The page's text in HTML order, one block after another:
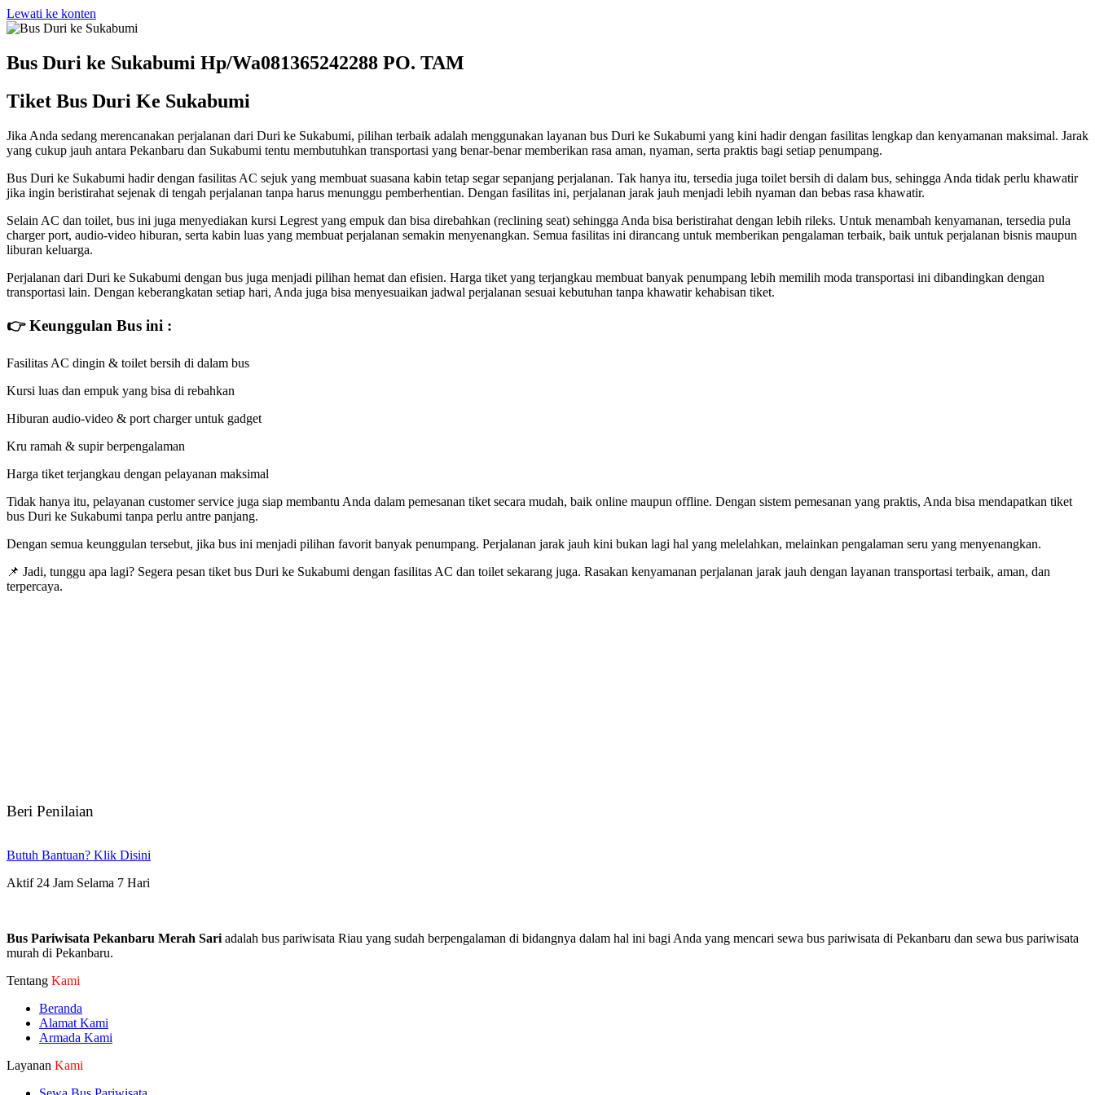
Lewati ke konten
Bus Duri ke Sukabumi Hp/Wa081365242288 PO. TAM
Tiket Bus Duri Ke Sukabumi
Jika Anda sedang merencanakan perjalanan dari Duri ke Sukabumi, pilihan terbaik adalah menggunakan layanan bus Duri ke Sukabumi yang kini hadir dengan fasilitas lengkap dan kenyamanan maksimal. Jarak
yang cukup jauh antara Pekanbaru dan Sukabumi tentu membutuhkan transportasi yang benar-benar memberikan rasa aman, nyaman, serta praktis bagi setiap penumpang.
Bus Duri ke Sukabumi hadir dengan fasilitas AC sejuk yang membuat suasana kabin tetap segar sepanjang perjalanan. Tak hanya itu, tersedia juga toilet bersih di dalam bus, sehingga Anda tidak perlu khawatir
jika ingin beristirahat sejenak di tengah perjalanan tanpa harus menunggu pemberhentian. Dengan fasilitas ini, perjalanan jarak jauh menjadi lebih nyaman dan bebas rasa khawatir.
Selain AC dan toilet, bus ini juga menyediakan kursi Legrest yang empuk dan bisa direbahkan (reclining seat) sehingga Anda bisa beristirahat dengan lebih rileks. Untuk menambah kenyamanan, tersedia pula
charger port, audio-video hiburan, serta kabin luas yang membuat perjalanan semakin menyenangkan. Semua fasilitas ini dirancang untuk memberikan pengalaman terbaik, baik untuk perjalanan bisnis maupun
liburan keluarga.
Perjalanan dari Duri ke Sukabumi dengan bus juga menjadi pilihan hemat dan efisien. Harga tiket yang terjangkau membuat banyak penumpang lebih memilih moda transportasi ini dibandingkan dengan
transportasi lain. Dengan keberangkatan setiap hari, Anda juga bisa menyesuaikan jadwal perjalanan sesuai kebutuhan tanpa khawatir kehabisan tiket.
👉 Keunggulan Bus ini :
Fasilitas AC dingin & toilet bersih di dalam bus
Kursi luas dan empuk yang bisa di rebahkan
Hiburan audio-video & port charger untuk gadget
Kru ramah & supir berpengalaman
Harga tiket terjangkau dengan pelayanan maksimal
Tidak hanya itu, pelayanan customer service juga siap membantu Anda dalam pemesanan tiket secara mudah, baik online maupun offline. Dengan sistem pemesanan yang praktis, Anda bisa mendapatkan tiket
bus Duri ke Sukabumi tanpa perlu antre panjang.
Dengan semua keunggulan tersebut, jika bus ini menjadi pilihan favorit banyak penumpang. Perjalanan jarak jauh kini bukan lagi hal yang melelahkan, melainkan pengalaman seru yang menyenangkan.
📌 Jadi, tunggu apa lagi? Segera pesan tiket bus Duri ke Sukabumi dengan fasilitas AC dan toilet sekarang juga. Rasakan kenyamanan perjalanan jarak jauh dengan layanan transportasi terbaik, aman, dan
terpercaya.
Beri Penilaian
Butuh Bantuan? Klik Disini
Aktif 24 Jam Selama 7 Hari
Bus Pariwisata Pekanbaru Merah Sari adalah bus pariwisata Riau yang sudah berpengalaman di bidangnya dalam hal ini bagi Anda yang mencari sewa bus pariwisata di Pekanbaru dan sewa bus pariwisata
murah di Pekanbaru.
Tentang Kami
Beranda
Alamat Kami
Armada Kami
Layanan Kami